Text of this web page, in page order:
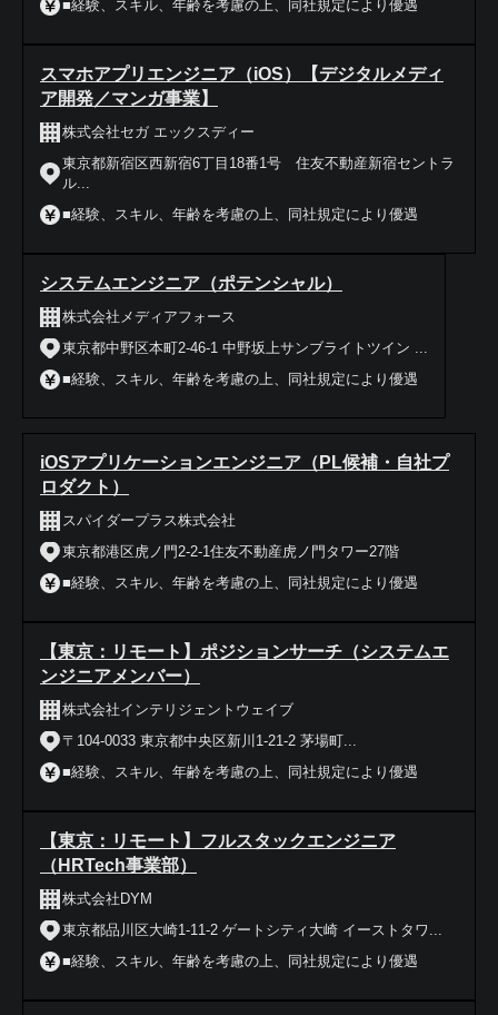
■経験、スキル、年齢を考慮の上、同社規定により優遇
スマホアプリエンジニア（iOS）【デジタルメディ
ア開発／マンガ事業】
株式会社セガ エックスディー
東京都新宿区西新宿6丁目18番1号 住友不動産新宿セントラ
ル...
■経験、スキル、年齢を考慮の上、同社規定により優遇
システムエンジニア（ポテンシャル）
株式会社メディアフォース
東京都中野区本町2-46-1 中野坂上サンブライトツイン ...
■経験、スキル、年齢を考慮の上、同社規定により優遇
iOSアプリケーションエンジニア（PL候補・自社プ
ロダクト）
スパイダープラス株式会社
東京都港区虎ノ門2-2-1住友不動産虎ノ門タワー27階
■経験、スキル、年齢を考慮の上、同社規定により優遇
【東京：リモート】ポジションサーチ（システムエ
ンジニアメンバー）
株式会社インテリジェントウェイブ
〒104-0033 東京都中央区新川1-21-2 茅場町...
■経験、スキル、年齢を考慮の上、同社規定により優遇
【東京：リモート】フルスタックエンジニア
（HRTech事業部）
株式会社DYM
東京都品川区大崎1-11-2 ゲートシティ大崎 イーストタワ...
■経験、スキル、年齢を考慮の上、同社規定により優遇